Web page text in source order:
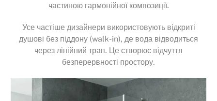
частиною гармонійної композиції.
Усе частіше дизайнери використовують відкриті
душові без піддону (walk-in), де вода відводиться
через лінійний трап. Це створює відчуття
безперервності простору.